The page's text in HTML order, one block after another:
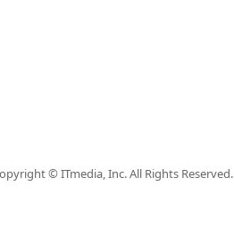
© ITmedia, Inc. All Rights Reserved.